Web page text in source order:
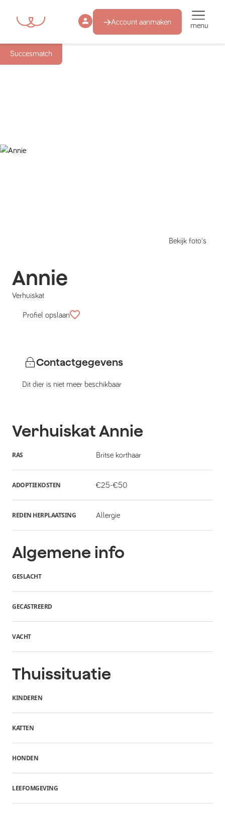
Account aanmaken menu
Succesmatch
Bekijk foto's
Annie
Verhuiskat
Profiel opslaan
Contactgegevens
Dit dier is niet meer beschikbaar
VerhuiskatAnnie
RAS Britse korthaar
ADOPTIEKOSTEN €25-€50
REDEN HERPLAATSING Allergie
Algemene info
GESLACHT
GECASTREERD
VACHT
Thuissituatie
KINDEREN
KATTEN
HONDEN
LEEFOMGEVING